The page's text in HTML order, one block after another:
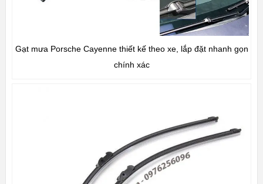
Gạt mưa Porsche Cayenne thiết kế theo xe, lắp đặt nhanh gọn
chính xác